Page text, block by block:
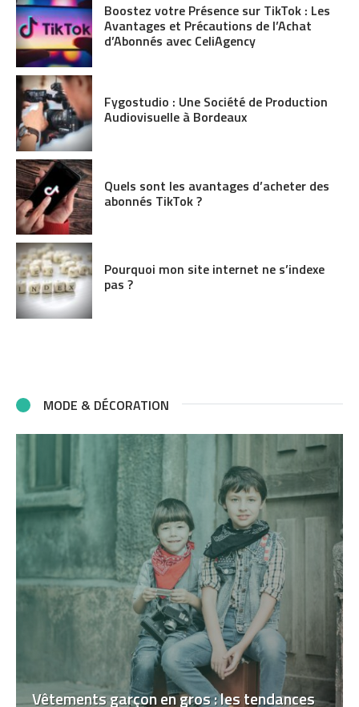
Boostez votre Présence sur TikTok : Les
Avantages et Précautions de l’Achat
d’Abonnés avec CeliAgency
Fygostudio : Une Société de Production
Audiovisuelle à Bordeaux
Quels sont les avantages d’acheter des
abonnés TikTok ?
Pourquoi mon site internet ne s’indexe
pas ?
MODE & DÉCORATION
Vêtements garçon en gros : les tendances